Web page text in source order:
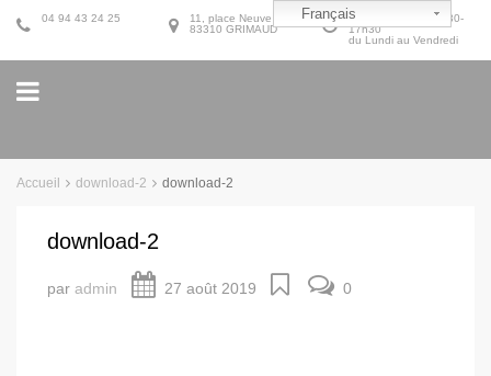
9h30-12h30 et 14h30-
17h30
du Lundi au Vendredi
11, place Neuve
83310 GRIMAUD
04 94 43 24 25
Accueil download-2 download-2
download-2
par admin 27 août 2019 0
Français